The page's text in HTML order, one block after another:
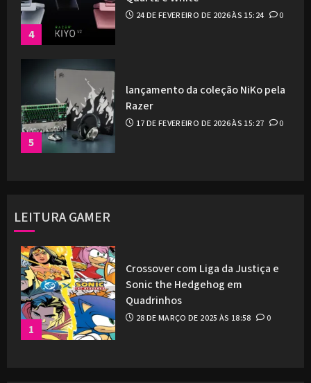
4
24 DE FEVEREIRO DE 2026 ÀS 15:24 0
5
lançamento da coleção NiKo pela
Razer
17 DE FEVEREIRO DE 2026 ÀS 15:27 0
LEITURA GAMER
1
Crossover com Liga da Justiça e
Sonic the Hedgehog em
Quadrinhos
28 DE MARÇO DE 2025 ÀS 18:58 0